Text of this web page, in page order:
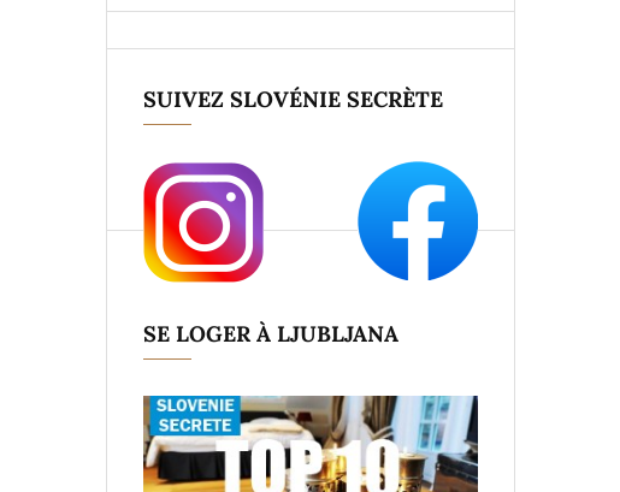
SUIVEZ SLOVÉNIE SECRÈTE
SE LOGER À LJUBLJANA